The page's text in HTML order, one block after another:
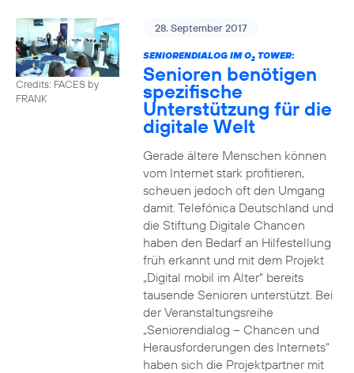
Credits: FACES by
FRANK
28. September 2017
SENIORENDIALOG IM O2TOWER:
Senioren benötigen
spezifische
Unterstützung für die
digitale Welt
Gerade ältere Menschen können
vom Internet stark profitieren,
scheuen jedoch oft den Umgang
damit. Telefónica Deutschland und
die Stiftung Digitale Chancen
haben den Bedarf an Hilfestellung
früh erkannt und mit dem Projekt
„Digital mobil im Alter“ bereits
tausende Senioren unterstützt. Bei
der Veranstaltungsreihe
„Seniorendialog – Chancen und
Herausforderungen des Internets“
haben sich die Projektpartner mit